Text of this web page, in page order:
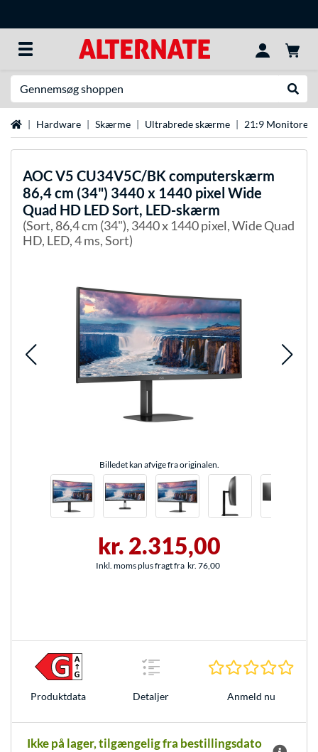
StartsideHardware Skærme Ultrabrede skærme 21:9 Monitorer
AOCV5 CU34V5C/BK computerskærm
86,4 cm (34") 3440 x 1440 pixel Wide
Quad HD LED Sort, LED-skærm
(Sort, 86,4 cm (34"), 3440 x 1440 pixel, Wide Quad
HD, LED, 4 ms, Sort)
Billedet kan afvige fra originalen.
kr. 2.315,00
Inkl. moms plus fragt fra kr. 76,00
Produkt­data Detaljer Anmeld nu
Ikke på lager, tilgængelig fra bestillingsdato